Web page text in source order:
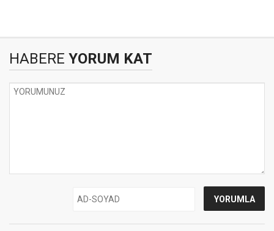
HABERE YORUM KAT